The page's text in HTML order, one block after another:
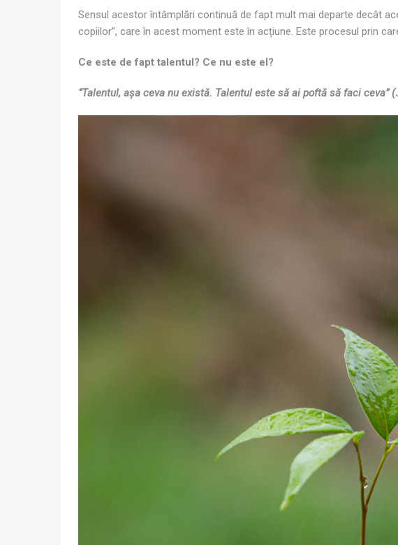
Sensul acestor întâmplări continuă de fapt mult mai departe decât
copiilor”, care în acest moment este în acțiune. Este procesul prin
Ce este de fapt talentul? Ce nu este el?
“Talentul, așa ceva nu există. Talentul este să ai poftă să faci ceva” (